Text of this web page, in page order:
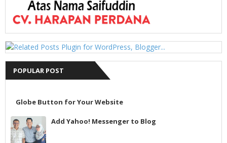
POPULAR POST
Globe Button for Your Website
Add Yahoo! Messenger to Blog